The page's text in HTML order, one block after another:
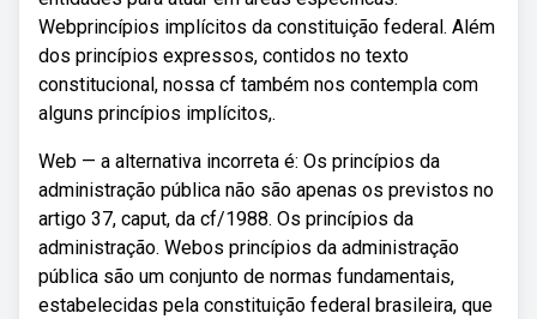
Webprincípios implícitos da constituição federal. Além
dos princípios expressos, contidos no texto
constitucional, nossa cf também nos contempla com
alguns princípios implícitos,.
Web — a alternativa incorreta é: Os princípios da
administração pública não são apenas os previstos no
artigo 37, caput, da cf/1988. Os princípios da
administração. Webos princípios da administração
pública são um conjunto de normas fundamentais,
estabelecidas pela constituição federal brasileira, que